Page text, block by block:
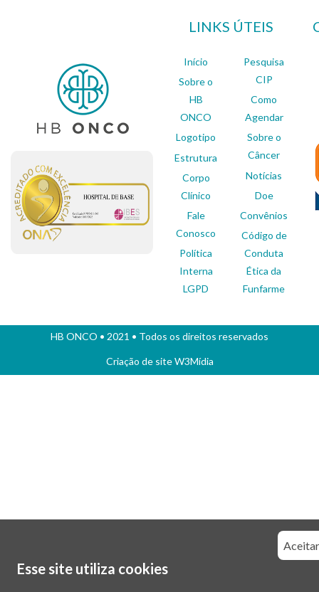
LINKS ÚTEIS
Início
Sobre o
HB
ONCO
Logotipo
Estrutura
Corpo
Clínico
Fale
Conosco
Política
Interna
LGPD
Pesquisa
CIP
Como
Agendar
Sobre o
Câncer
Notícias
Doe
Convênios
Código de
Conduta
Ética da
Funfarme
HB ONCO • 2021 • Todos os direitos reservados
Criação de siteW3Mídia
Esse site utiliza cookies